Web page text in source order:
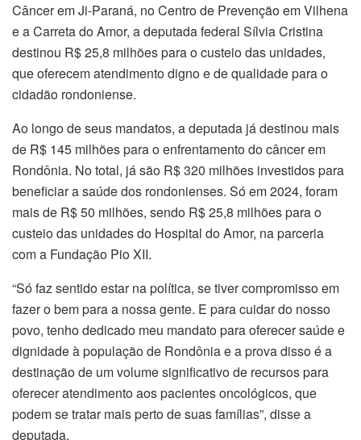
Câncer em Ji-Paraná, no Centro de Prevenção em Vilhena
e a Carreta do Amor, a deputada federal Sílvia Cristina
destinou R$ 25,8 milhões para o custeio das unidades,
que oferecem atendimento digno e de qualidade para o
cidadão rondoniense.
Ao longo de seus mandatos, a deputada já destinou mais
de R$ 145 milhões para o enfrentamento do câncer em
Rondônia. No total, já são R$ 320 milhões investidos para
beneficiar a saúde dos rondonienses. Só em 2024, foram
mais de R$ 50 milhões, sendo R$ 25,8 milhões para o
custeio das unidades do Hospital do Amor, na parceria
com a Fundação Pio XII.
“Só faz sentido estar na política, se tiver compromisso em
fazer o bem para a nossa gente. E para cuidar do nosso
povo, tenho dedicado meu mandato para oferecer saúde e
dignidade à população de Rondônia e a prova disso é a
destinação de um volume significativo de recursos para
oferecer atendimento aos pacientes oncológicos, que
podem se tratar mais perto de suas famílias”, disse a
deputada.